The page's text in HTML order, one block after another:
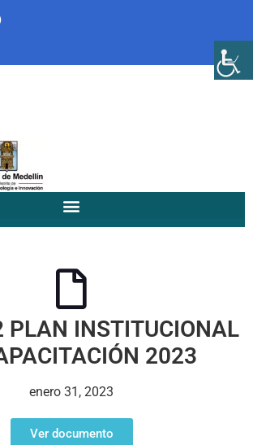
de Medellín
de
PLAN INSTITUCIONAL
2023
enero 31, 2023
Ver documento